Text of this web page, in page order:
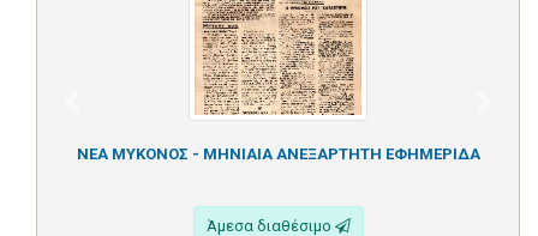
ΝΕΑ ΜΥΚΟΝΟΣ - ΜΗΝΙΑΙΑ ΑΝΕΞΑΡΤΗΤΗ ΕΦΗΜΕΡΙΔΑ
Άμεσα διαθέσιμο